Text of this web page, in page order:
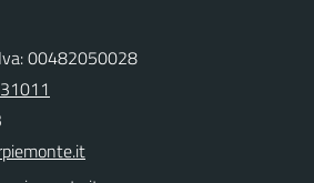
00482050028